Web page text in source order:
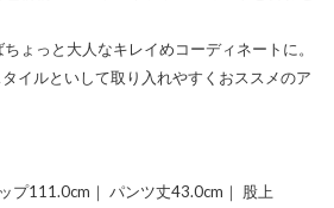
ょっと大人なキレイめコーディネートに。
イルといして取り入れやすくおススメのア
プ111.0cm｜ パンツ丈43.0cm｜ 股上